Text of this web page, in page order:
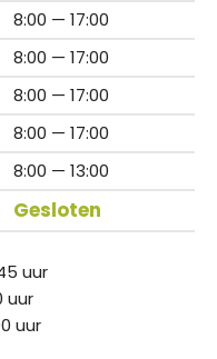
8:00 — 17:00
8:00 — 17:00
8:00 — 17:00
8:00 — 17:00
8:00 — 13:00
Gesloten
uur
uur
uur